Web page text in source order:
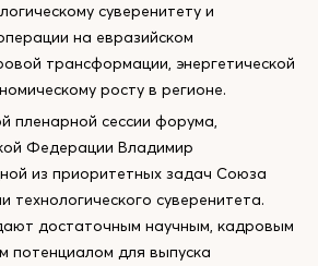
суверенитету и
на евразийском
трансформации, энергетической
росту в регионе.
пленарной сессии форума,
Федерации Владимир
из приоритетных задач Союза
технологического суверенитета.
достаточным научным, кадровым
потенциалом для выпуска